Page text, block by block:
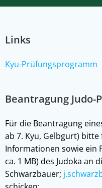
Links
Kyu-Prüfungsprogramm
Beantragung Judo-
Für die Beantragung
ab 7. Kyu, Gelbgurt)
Informationen sowie ein
ca. 1 MB) des Judoka an
Schwarzbauer;